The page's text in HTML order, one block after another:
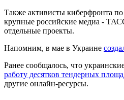
Также активисты киберфронта
крупные российские медиа -
отдельные проекты.
Напомним, в мае в Украине
Ранее сообщалось, что
работу десятков тендерных
другие онлайн-ресурсы.